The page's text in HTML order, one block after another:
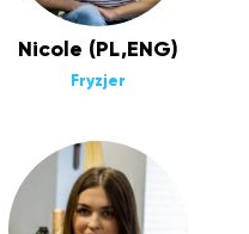
Nicole (PL,ENG)
Fryzjer